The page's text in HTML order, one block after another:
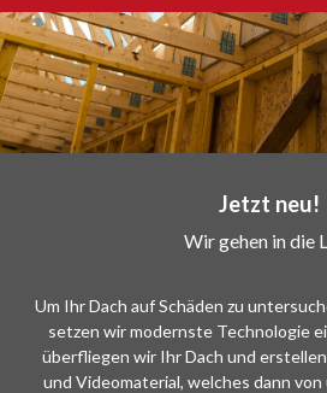
Jetzt neu!
Wir gehen in die
Um Ihr Dach auf Schäden zu
setzen wir modernste Technologie
überfliegen wir Ihr Dach und
und Videomaterial, welches dann